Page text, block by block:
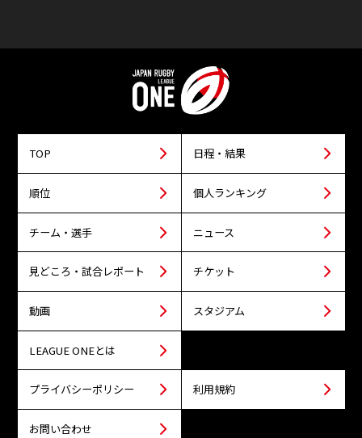
TOP 日程・結果
順位 個人ランキング
チーム・選手 ニュース
見どころ・試合レポート チケット
動画 スタジアム
LEAGUE ONEとは
プライバシーポリシー 利用規約
お問い合わせ